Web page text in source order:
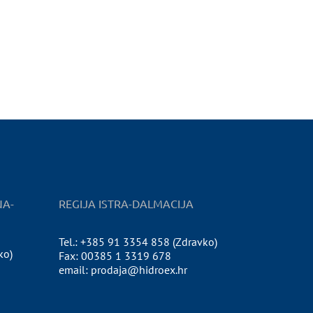
REGIJA ISTRA-DALMACIJA
Tel.: +385 91 3354 858 (Zdravko)
Fax: 00385 1 3319 678
email: prodaja@hidroex.hr